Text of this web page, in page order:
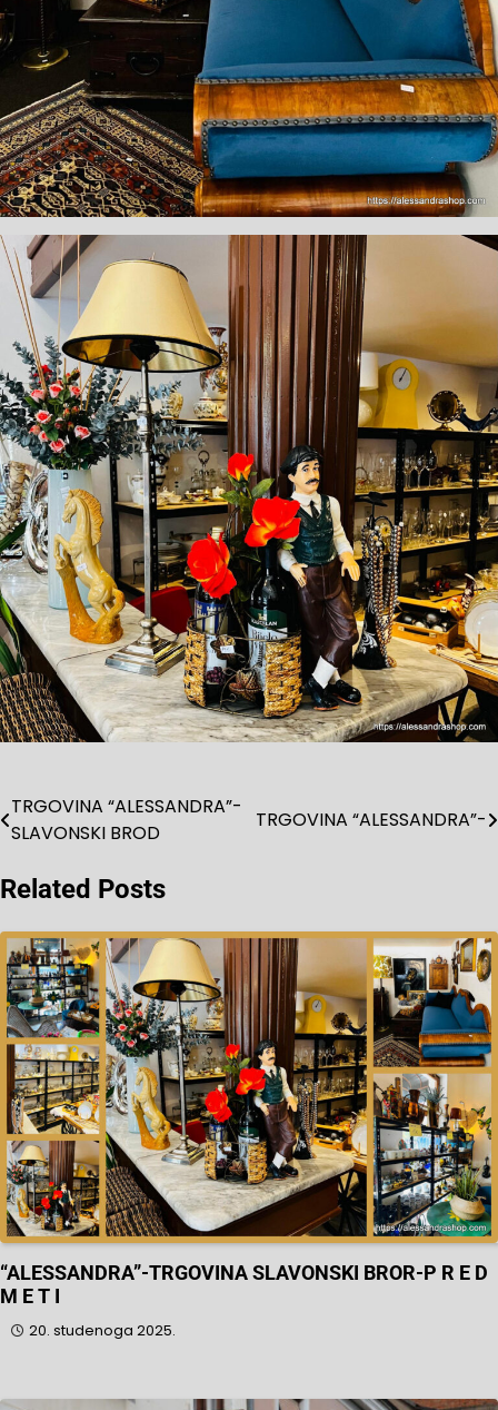
Navigacija
TRGOVINA “ALESSANDRA”-
SLAVONSKI BROD
TRGOVINA “ALESSANDRA”-
Related Posts
“ALESSANDRA”-TRGOVINA SLAVONSKI BROR-P R E D
M E T I
20. studenoga 2025.